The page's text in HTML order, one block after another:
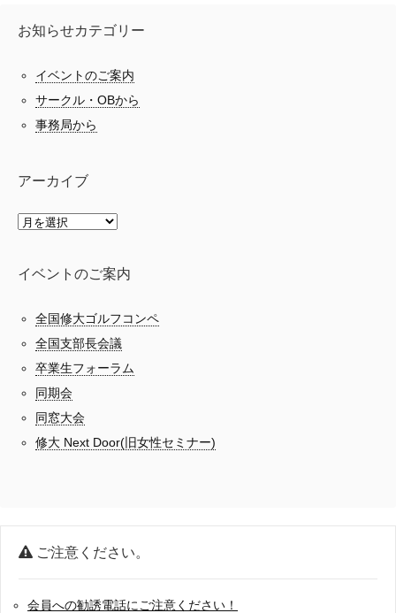
お知らせカテゴリー
イベントのご案内
サークル・OBから
事務局から
アーカイブ
イベントのご案内
全国修大ゴルフコンペ
全国支部長会議
卒業生フォーラム
同期会
同窓大会
修大 Next Door(旧女性セミナー)
ご注意ください。
会員への勧誘電話にご注意ください！